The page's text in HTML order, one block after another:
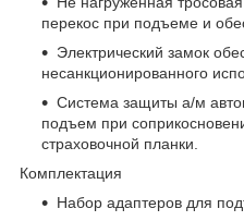
перекос при подъеме и
Электрический замок
несанкционированного
Система защиты а/м
подъем при
страховочной планки.
Комплектация
Набор адаптеров для